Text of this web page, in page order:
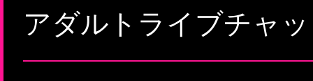
アダルトライブチャ